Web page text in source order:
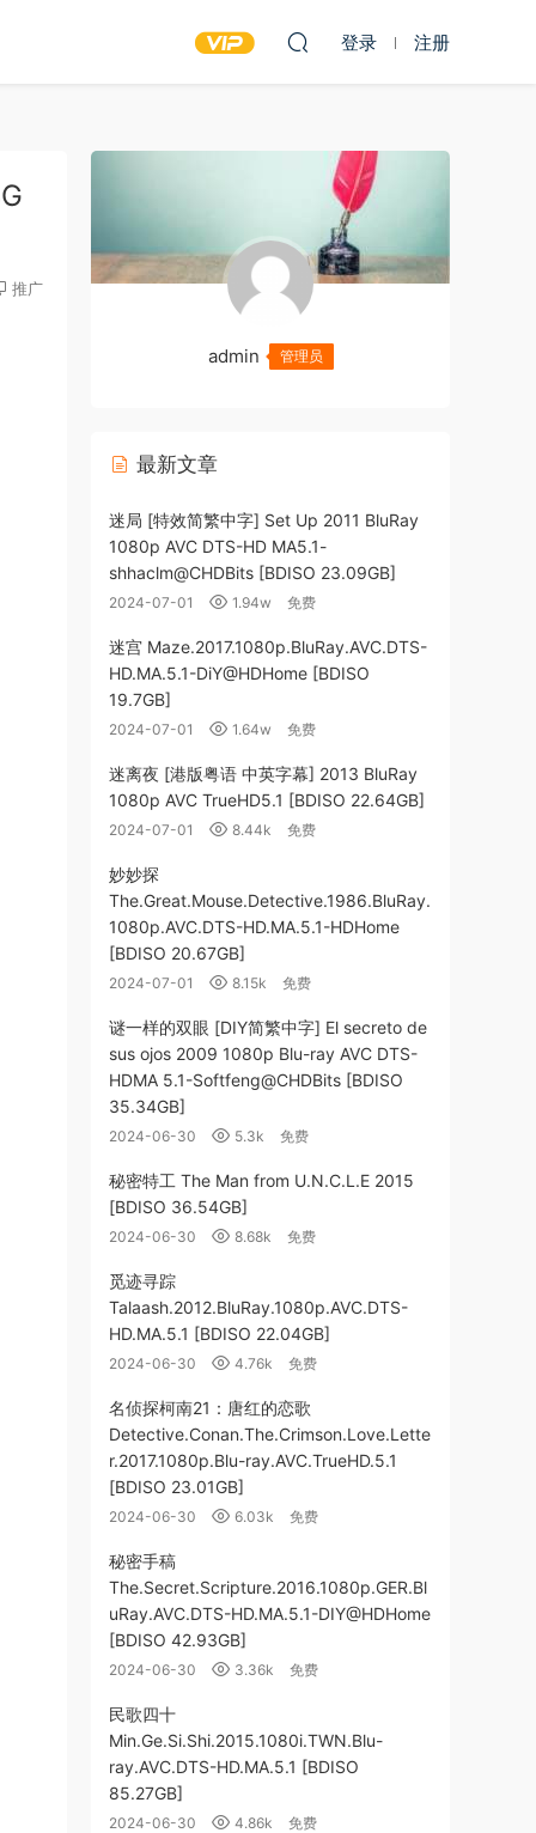
登录 注册
推广
admin 管理员
最新文章
迷局 [特效简繁中字] Set Up 2011 BluRay
1080p AVC DTS-HD MA5.1-
shhaclm@CHDBits [BDISO 23.09GB]
2024-07-01 1.94w 免费
迷宫 Maze.2017.1080p.BluRay.AVC.DTS-
HD.MA.5.1-DiY@HDHome [BDISO
19.7GB]
2024-07-01 1.64w 免费
迷离夜 [港版粤语 中英字幕] 2013 BluRay
1080p AVC TrueHD5.1 [BDISO 22.64GB]
2024-07-01 8.44k 免费
妙妙探
The.Great.Mouse.Detective.1986.BluRay.
1080p.AVC.DTS-HD.MA.5.1-HDHome
[BDISO 20.67GB]
2024-07-01 8.15k 免费
谜一样的双眼 [DIY简繁中字] El secreto de
sus ojos 2009 1080p Blu-ray AVC DTS-
HDMA 5.1-Softfeng@CHDBits [BDISO
35.34GB]
2024-06-30 5.3k 免费
秘密特工 The Man from U.N.C.L.E 2015
[BDISO 36.54GB]
2024-06-30 8.68k 免费
觅迹寻踪
Talaash.2012.BluRay.1080p.AVC.DTS-
HD.MA.5.1 [BDISO 22.04GB]
2024-06-30 4.76k 免费
名侦探柯南21：唐红的恋歌
Detective.Conan.The.Crimson.Love.Lette
r.2017.1080p.Blu-ray.AVC.TrueHD.5.1
[BDISO 23.01GB]
2024-06-30 6.03k 免费
秘密手稿
The.Secret.Scripture.2016.1080p.GER.Bl
uRay.AVC.DTS-HD.MA.5.1-DIY@HDHome
[BDISO 42.93GB]
2024-06-30 3.36k 免费
民歌四十
Min.Ge.Si.Shi.2015.1080i.TWN.Blu-
ray.AVC.DTS-HD.MA.5.1 [BDISO
85.27GB]
2024-06-30 4.86k 免费